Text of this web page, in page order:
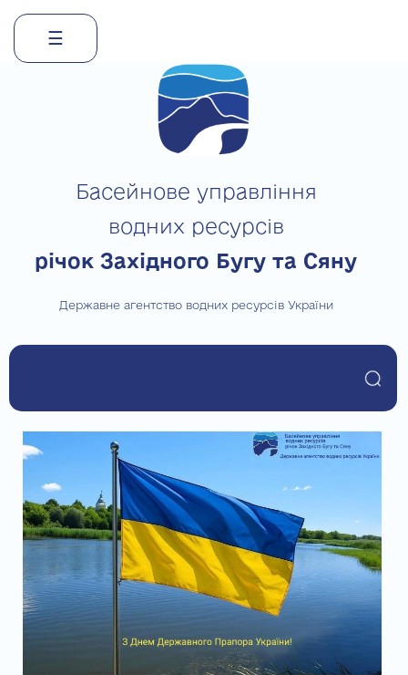
☰
Басейнове управління
водних ресурсів
річок Західного Бугу та Сяну
Державне агентство водних ресурсів України